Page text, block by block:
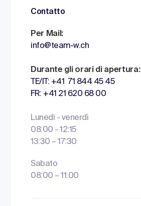
Contatto
Per Mail:
info@team-w.ch
Durante gli orari di apertura:
TE/IT: +41 71 844 45 45
FR: +41 21 620 68 00
Lunedì - venerdì
08:00 - 12:15
13:30 – 17:30
Sabato
08:00 – 11:00